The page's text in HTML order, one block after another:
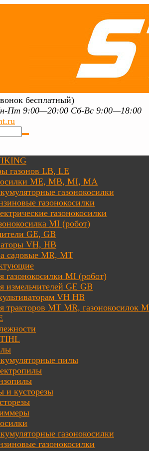
бесплатный)
Пт 9:00—20:00 Сб-Вс 9:00—18:00
газонов LB, LE
ME, MB, MI, MA
газонокосилки
газонокосилки
газонокосилки
MI (робот)
GE, GB
VH, HB
садовые MR, MT
газонокосилки MI (робот)
измельчителей GE GB
VH HB
тракторов МТ MR, газонокосилок
пилы
и кусторезы
газонокосилки
газонокосилки